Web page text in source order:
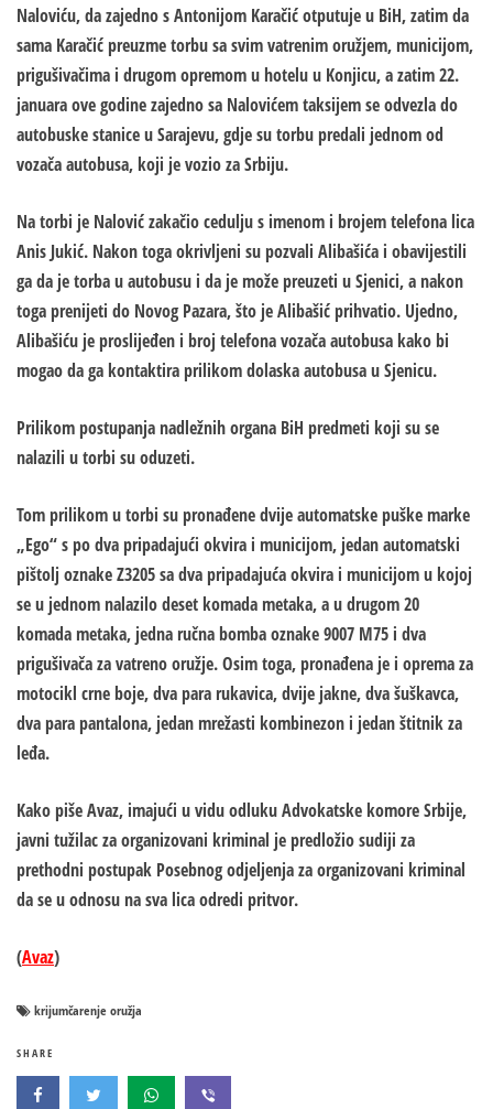
Naloviću, da zajedno s Antonijom Karačić otputuje u BiH, zatim da
sama Karačić preuzme torbu sa svim vatrenim oružjem, municijom,
prigušivačima i drugom opremom u hotelu u Konjicu, a zatim 22.
januara ove godine zajedno sa Nalovićem taksijem se odvezla do
autobuske stanice u Sarajevu, gdje su torbu predali jednom od
vozača autobusa, koji je vozio za Srbiju.
Na torbi je Nalović zakačio cedulju s imenom i brojem telefona lica
Anis Jukić. Nakon toga okrivljeni su pozvali Alibašića i obavijestili
ga da je torba u autobusu i da je može preuzeti u Sjenici, a nakon
toga prenijeti do Novog Pazara, što je Alibašić prihvatio. Ujedno,
Alibašiću je proslijeđen i broj telefona vozača autobusa kako bi
mogao da ga kontaktira prilikom dolaska autobusa u Sjenicu.
Prilikom postupanja nadležnih organa BiH predmeti koji su se
nalazili u torbi su oduzeti.
Tom prilikom u torbi su pronađene dvije automatske puške marke
„Ego“ s po dva pripadajući okvira i municijom, jedan automatski
pištolj oznake Z3205 sa dva pripadajuća okvira i municijom u kojoj
se u jednom nalazilo deset komada metaka, a u drugom 20
komada metaka, jedna ručna bomba oznake 9007 M75 i dva
prigušivača za vatreno oružje. Osim toga, pronađena je i oprema za
motocikl crne boje, dva para rukavica, dvije jakne, dva šuškavca,
dva para pantalona, jedan mrežasti kombinezon i jedan štitnik za
leđa.
Kako piše Avaz, imajući u vidu odluku Advokatske komore Srbije,
javni tužilac za organizovani kriminal je predložio sudiji za
prethodni postupak Posebnog odjeljenja za organizovani kriminal
da se u odnosu na sva lica odredi pritvor.
(Avaz)
krijumčarenje oružja
SHARE